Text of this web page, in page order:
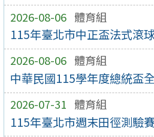
2026-08-06 體育組
115年臺北市中正盃法式滾
2026-08-06 體育組
中華民國115學年度總統盃
2026-07-31 體育組
115年臺北市週末田徑測驗